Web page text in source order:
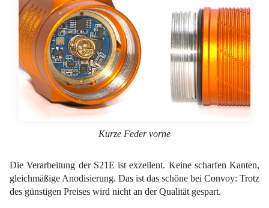
Kurze Feder vorne
Die Verarbeitung der S21E ist exzellent. Keine scharfen Kanten,
gleichmäßige Anodisierung. Das ist das schöne bei Convoy: Trotz
des günstigen Preises wird nicht an der Qualität gespart.